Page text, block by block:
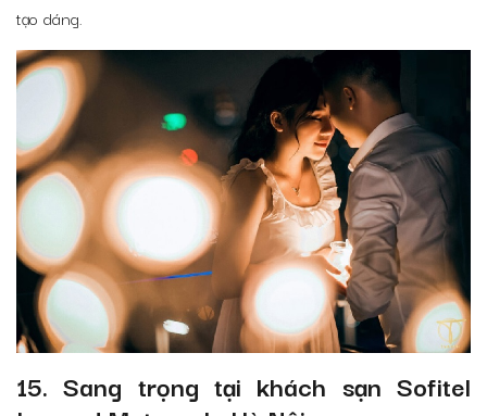
tạo dáng.
15. Sang trọng tại khách sạn Sofitel